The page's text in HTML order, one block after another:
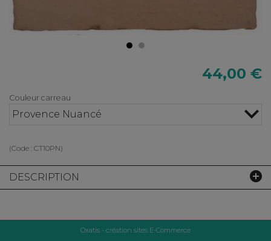
44,00 €
Couleur carreau
Provence Nuancé
(Code : CT10PN)
DESCRIPTION
Oxatis - création sites E-Commerce